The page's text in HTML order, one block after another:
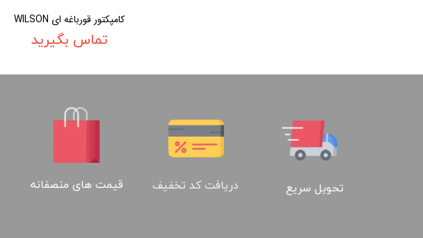
کامپکتور قورباغه ای WILSON
تماس بگیرید
تحویل سریع دریافت کد تخفیف قیمت های منصفانه